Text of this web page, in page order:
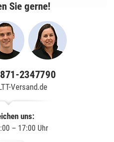
Sie gerne!
2347790
Versand.de
uns:
– 17:00 Uhr